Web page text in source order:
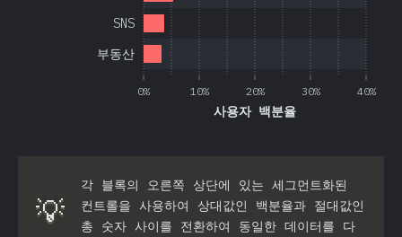
0% 10% 20% 30% 40%
사용자 백분율
부동산
SNS
💡
각 블록의 오른쪽 상단에 있는 세그먼트화된
컨트롤을 사용하여 상대값인 백분율과 절대값인
총 숫자 사이를 전환하여 동일한 데이터를 다